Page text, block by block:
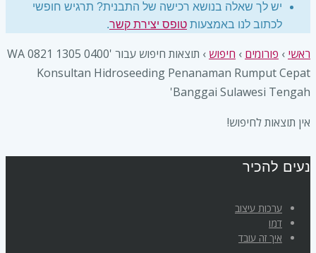
יש לך שאלה בנושא רכישה של התבנית? תרגיש חופשי
לכתוב לנו באמצעות טופס יצירת קשר.
ראשי › פורומים › חיפוש ›
תוצאות חיפוש עבור 'WA 0821 1305 0400
Konsultan Hidroseeding Penanaman Rumput Cepat
Banggai Sulawesi Tengah'
אין תוצאות לחיפוש!
נעים להכיר
ערכות עיצוב
דמו
איך זה עובד